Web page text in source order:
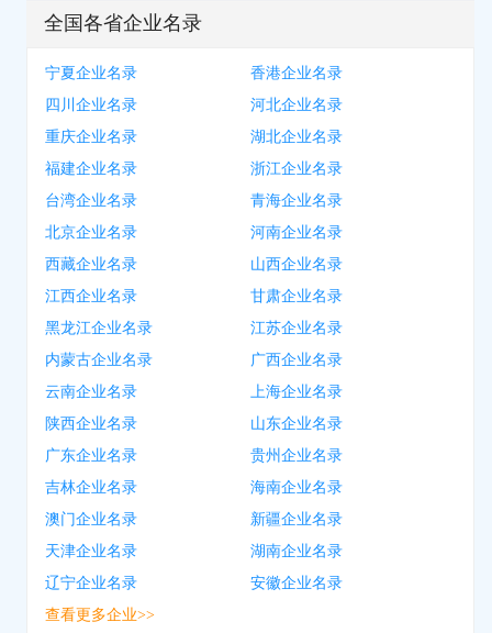
全国各省企业名录
宁夏企业名录
香港企业名录
四川企业名录
河北企业名录
重庆企业名录
湖北企业名录
福建企业名录
浙江企业名录
台湾企业名录
青海企业名录
北京企业名录
河南企业名录
西藏企业名录
山西企业名录
江西企业名录
甘肃企业名录
黑龙江企业名录
江苏企业名录
内蒙古企业名录
广西企业名录
云南企业名录
上海企业名录
陕西企业名录
山东企业名录
广东企业名录
贵州企业名录
吉林企业名录
海南企业名录
澳门企业名录
新疆企业名录
天津企业名录
湖南企业名录
辽宁企业名录
安徽企业名录
查看更多企业>>